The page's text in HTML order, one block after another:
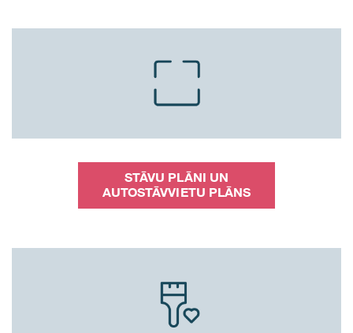
STĀVU PLĀNI UN
AUTOSTĀVVIETU PLĀNS